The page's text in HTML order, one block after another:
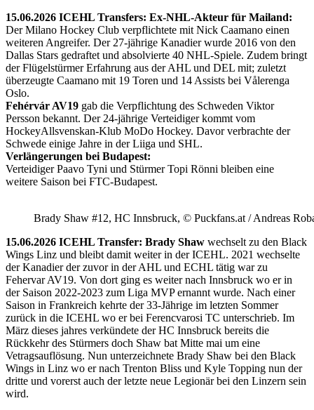
15.06.2026 ICEHL Transfers: Ex-NHL-Akteur für Mailand:
Der Milano Hockey Club verpflichtete mit Nick Caamano einen
weiteren Angreifer. Der 27-jährige Kanadier wurde 2016 von den
Dallas Stars gedraftet und absolvierte 40 NHL-Spiele. Zudem bringt
der Flügelstürmer Erfahrung aus der AHL und DEL mit; zuletzt
überzeugte Caamano mit 19 Toren und 14 Assists bei Vålerenga
Oslo.
Fehérvár AV19 gab die Verpflichtung des Schweden Viktor
Persson bekannt. Der 24-jährige Verteidiger kommt vom
HockeyAllsvenskan-Klub MoDo Hockey. Davor verbrachte der
Schwede einige Jahre in der Liiga und SHL.
Verlängerungen bei Budapest:
Verteidiger Paavo Tyni und Stürmer Topi Rönni bleiben eine
weitere Saison bei FTC-Budapest.
Brady Shaw #12, HC Innsbruck, © Puckfans.at / Andreas
15.06.2026 ICEHL Transfer: Brady Shaw wechselt zu den Black
Wings Linz und bleibt damit weiter in der ICEHL. 2021 wechselte
der Kanadier der zuvor in der AHL und ECHL tätig war zu
Fehervar AV19. Von dort ging es weiter nach Innsbruck wo er in
der Saison 2022-2023 zum Liga MVP ernannt wurde. Nach einer
Saison in Frankreich kehrte der 33-Jährige im letzten Sommer
zurück in die ICEHL wo er bei Ferencvarosi TC unterschrieb. Im
März dieses jahres verkündete der HC Innsbruck bereits die
Rückkehr des Stürmers doch Shaw bat Mitte mai um eine
Vetragsauflösung. Nun unterzeichnete Brady Shaw bei den Black
Wings in Linz wo er nach Trenton Bliss und Kyle Topping nun der
dritte und vorerst auch der letzte neue Legionär bei den Linzern sein
wird.